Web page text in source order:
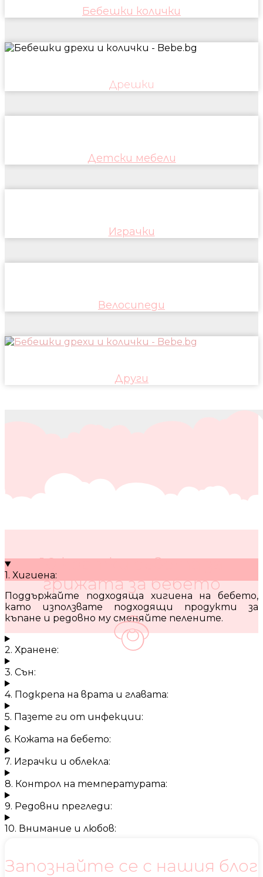
Бебешки колички
Дрешки
Детски мебели
Играчки
Велосипеди
Други
10 кратки съвета за
грижата за бебето
1. Хигиена:
Поддържайте подходяща хигиена на бебето,
като използвате подходящи продукти за
къпане и редовно му сменяйте пелените.
2. Хранене:
3. Сън:
4. Подкрепа на врата и главата:
5. Пазете ги от инфекции:
6. Кожата на бебето:
7. Играчки и облекла:
8. Контрол на температурата:
9. Редовни прегледи:
10. Внимание и любов:
Запознайте се с нашия блог